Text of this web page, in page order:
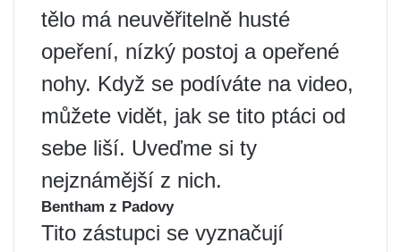
tělo má neuvěřitelně husté
opeření, nízký postoj a opeřené
nohy. Když se podíváte na video,
můžete vidět, jak se tito ptáci od
sebe liší. Uveďme si ty
nejznámější z nich.
Bentham z Padovy
Tito zástupci se vyznačují